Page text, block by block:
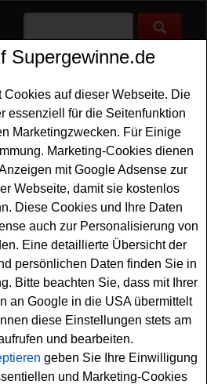
>Auto Gewinnspiele>LIDL
Weihnachten -
zu Weihnachten 2025
Auto gewinnenmöchten. LIDL
einen Mini Aceman SE und mit
dieses tolle Auto gewinnen.
Weiterhin warten bei dem Lidl
eineWellness-Reisenach Tirol
im Wert von jeweils 100
Supergewinne.de
Cookies auf dieser Webseite. Die
essenziell für die Seitenfunktion
Marketingzwecken. Für Einige
Marketing-Cookies dienen
mit Google Adsense zur
Webseite, damit sie kostenlos
Diese Cookies und Ihre Daten
auch zur Personalisierung von
Eine detaillierte Übersicht der
persönlichen Daten finden Sie in
Bitte beachten Sie, dass mit Ihrer
an Google in die USA übermittelt
diese Einstellungen stets am
und bearbeiten.
geben Sie Ihre Einwilligung
und Marketing-Cookies